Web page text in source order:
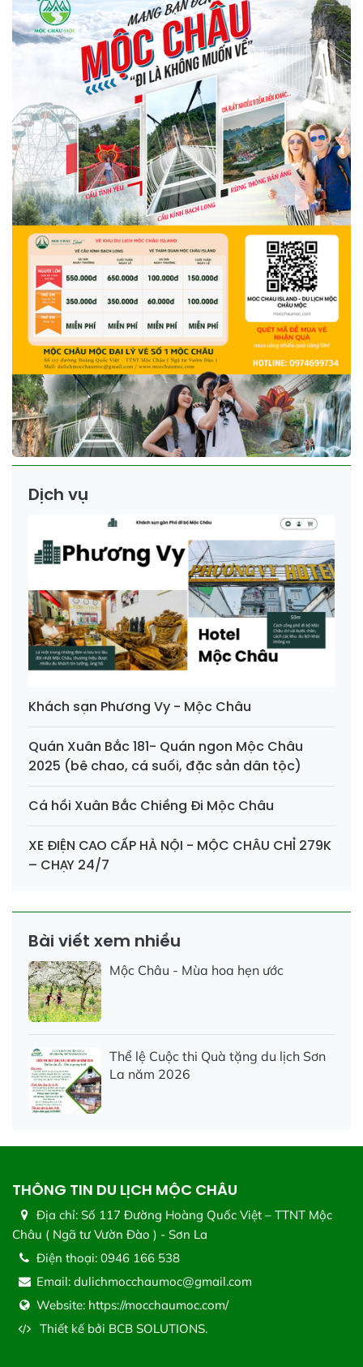
Dịch vụ
Khách sạn Phương Vy - Mộc Châu
Quán Xuân Bắc 181- Quán ngon Mộc Châu
2025 (bê chao, cá suối, đặc sản dân tộc)
Cá hồi Xuân Bắc Chiềng Đi Mộc Châu
XE ĐIỆN CAO CẤP HÀ NỘI - MỘC CHÂU CHỈ 279K
– CHẠY 24/7
Bài viết xem nhiều
Mộc Châu - Mùa hoa hẹn ước
Thể lệ Cuộc thi Quà tặng du lịch Sơn
La năm 2026
THÔNG TIN DU LỊCH MỘC CHÂU
Địa chỉ: Số 117 Đường Hoàng Quốc Việt – TTNT Mộc
Châu ( Ngã tư Vườn Đào ) - Sơn La
Điện thoại: 0946 166 538
Email: dulichmocchaumoc@gmail.com
Website: https://mocchaumoc.com/
Thiết kế bởi BCB SOLUTIONS.